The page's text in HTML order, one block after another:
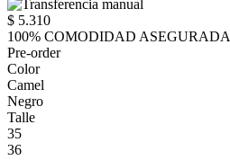
$ 5.310
100% COMODIDAD ASEGURADA
Pre-order
Color
Camel
Negro
Talle
35
36